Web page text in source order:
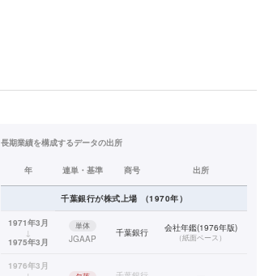
長期業績を構成するデータの出所
年 連単・基準 商号 出所
千葉銀行が株式上場 （1970年）
1971年3月
↓
1975年3月
単体
JGAAP
千葉銀行 会社年鑑(1976年版)
（紙面ベース）
1976年3月